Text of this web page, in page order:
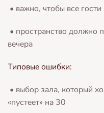
• важно, чтобы все
• пространство должно
вечера
Типовые ошибки:
• выбор зала, который
«пустеет» на 30